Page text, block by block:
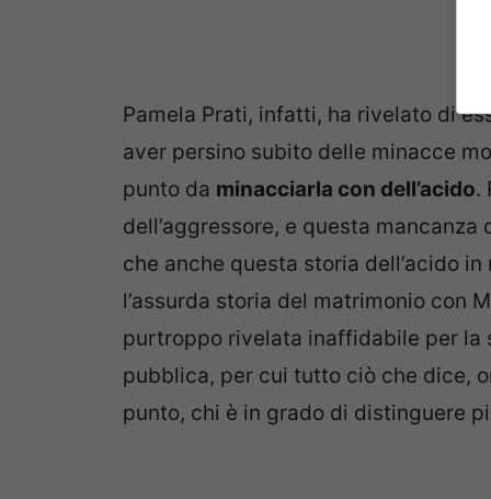
Pamela Prati, infatti, ha rivelato di
aver persino subito delle minacce
punto da minacciarla con dell’acido.
dell’aggressore, e questa
che anche questa storia dell’acido
l’assurda storia del matrimonio con
purtroppo rivelata inaffidabile per la
pubblica, per cui tutto ciò che dice,
punto, chi è in grado di distinguere